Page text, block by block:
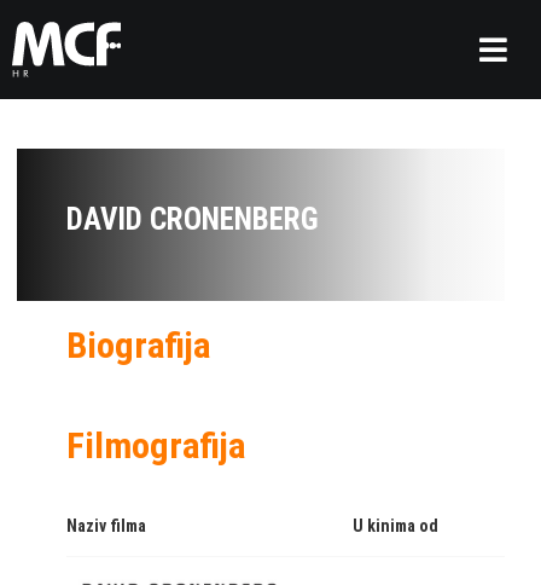
DAVID CRONENBERG
Biografija
Filmografija
Naziv filma U kinima od